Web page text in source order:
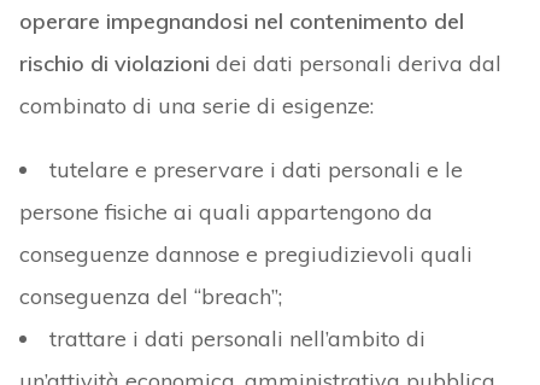
operare impegnandosi nel contenimento del
rischio di violazioni dei dati personali deriva dal
combinato di una serie di esigenze:
tutelare e preservare i dati personali e le
persone fisiche ai quali appartengono da
conseguenze dannose e pregiudizievoli quali
conseguenza del “breach”;
trattare i dati personali nell’ambito di